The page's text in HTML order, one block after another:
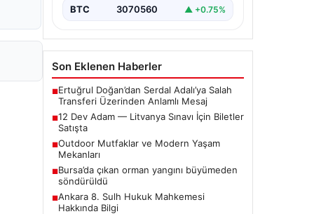
BTC 3070560 ▲ +0.75%
Son Eklenen Haberler
■Ertuğrul Doğan’dan Serdal Adalı’ya Salah
Transferi Üzerinden Anlamlı Mesaj
■12 Dev Adam — Litvanya Sınavı İçin Biletler
Satışta
■Outdoor Mutfaklar ve Modern Yaşam
Mekanları
■Bursa’da çıkan orman yangını büyümeden
söndürüldü
■Ankara 8. Sulh Hukuk Mahkemesi
Hakkında Bilgi